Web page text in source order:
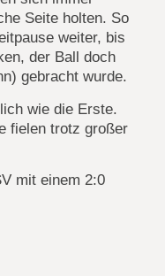
Seite holten. So
weiter, bis
der Ball doch
gebracht wurde.
wie die Erste.
fielen trotz großer
mit einem 2:0